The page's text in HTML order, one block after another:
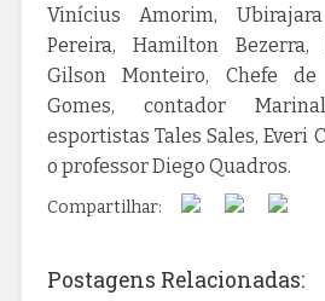
Vinícius Amorim,
Pereira, Hamilton Bezerra,
Gilson Monteiro, Chefe de
Gomes, contador
esportistas Tales Sales, Everi
o professor Diego Quadros.
Compartilhar:
Postagens Relacionadas: